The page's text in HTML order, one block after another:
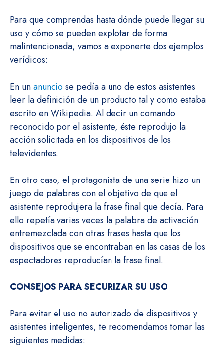
Para que comprendas hasta dónde puede llegar su
uso y cómo se pueden explotar de forma
malintencionada, vamos a exponerte dos ejemplos
verídicos:
En unanunciose pedía a uno de estos asistentes
leer la definición de un producto tal y como estaba
escrito en Wikipedia. Al decir un comando
reconocido por el asistente, éste reprodujo la
acción solicitada en los dispositivos de los
televidentes.
En otro caso, el protagonista de una serie hizo un
juego de palabras con el objetivo de que el
asistente reprodujera la frase final que decía. Para
ello repetía varias veces la palabra de activación
entremezclada con otras frases hasta que los
dispositivos que se encontraban en las casas de los
espectadores reproducían la frase final.
CONSEJOS PARA SECURIZAR SU USO
Para evitar el uso no autorizado de dispositivos y
asistentes inteligentes, te recomendamos tomar las
siguientes medidas: